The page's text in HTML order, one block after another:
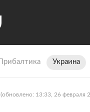
Прибалтика Украина
(обновлено: 13:33, 26 февраля